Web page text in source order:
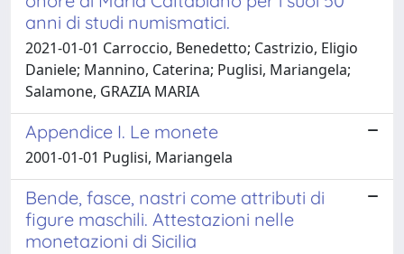
anni di studi numismatici.
2021-01-01 Carroccio, Benedetto; Castrizio, Eligio
Daniele; Mannino, Caterina; Puglisi, Mariangela;
Salamone, GRAZIA MARIA
Appendice I. Le monete
2001-01-01 Puglisi, Mariangela
Bende, fasce, nastri come attributi di
figure maschili. Attestazioni nelle
monetazioni di Sicilia